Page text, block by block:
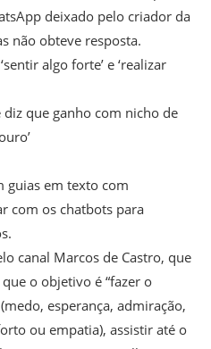
deixado pelo criador da
não obteve resposta.
algo forte’ e ‘realizar
que ganho com nicho de
guias em texto com
com os chatbots para
canal Marcos de Castro, que
o objetivo é “fazer o
esperança, admiração,
ou empatia), assistir até o